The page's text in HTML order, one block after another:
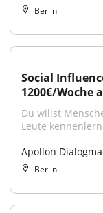
Berlin
Social
1200€/Woche
Du willst
Leute
Apollon
Berlin